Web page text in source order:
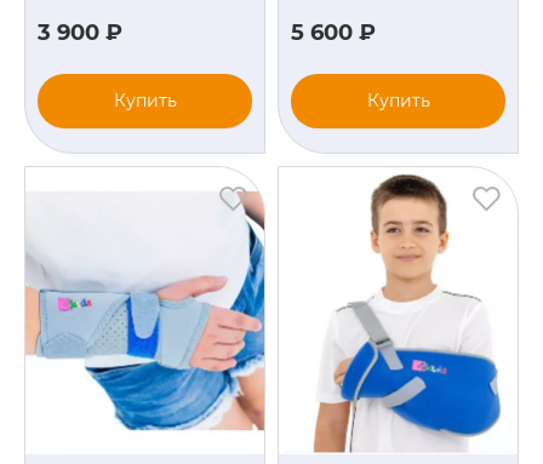
3 900 ₽
Купить
5 600 ₽
Купить